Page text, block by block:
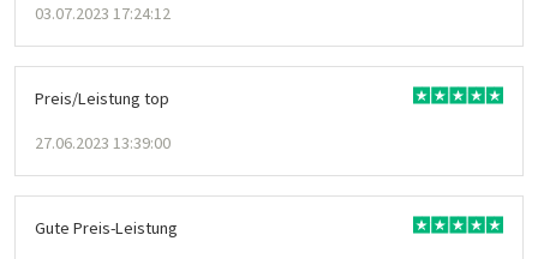
03.07.2023 17:24:12
Preis/Leistung top
27.06.2023 13:39:00
Gute Preis-Leistung